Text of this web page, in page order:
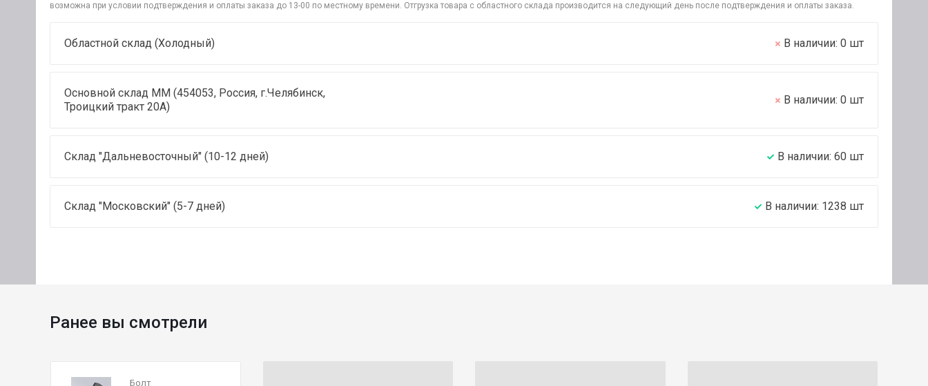
возможна при условии подтверждения и оплаты заказа до 13-00 по местному времени. Отгрузка товара с областного склада производится на следующий день после подтверждения и оплаты заказа.
Областной склад (Холодный) В наличии: 0 шт
Основной склад ММ (454053, Россия, г.Челябинск,
Троицкий тракт 20А)
В наличии: 0 шт
Склад "Дальневосточный" (10-12 дней) В наличии: 60 шт
Склад "Московский" (5-7 дней) В наличии: 1238 шт
Ранее вы смотрели
Болт